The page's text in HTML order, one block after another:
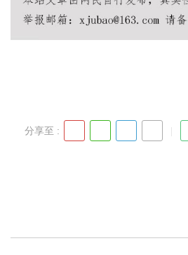
分享至 :